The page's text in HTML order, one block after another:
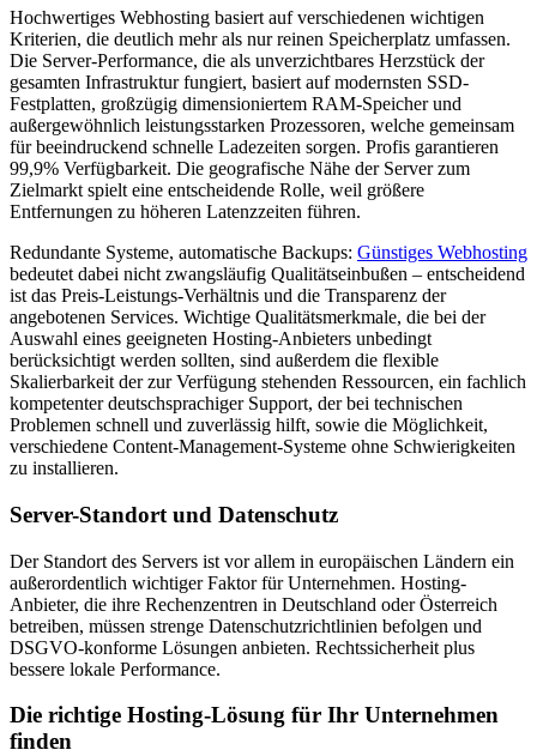
Hochwertiges Webhosting basiert auf verschiedenen wichtigen
Kriterien, die deutlich mehr als nur reinen Speicherplatz umfassen.
Die Server-Performance, die als unverzichtbares Herzstück der
gesamten Infrastruktur fungiert, basiert auf modernsten SSD-
Festplatten, großzügig dimensioniertem RAM-Speicher und
außergewöhnlich leistungsstarken Prozessoren, welche gemeinsam
für beeindruckend schnelle Ladezeiten sorgen. Profis garantieren
99,9% Verfügbarkeit. Die geografische Nähe der Server zum
Zielmarkt spielt eine entscheidende Rolle, weil größere
Entfernungen zu höheren Latenzzeiten führen.
Redundante Systeme, automatische Backups: Günstiges Webhosting
bedeutet dabei nicht zwangsläufig Qualitätseinbußen – entscheidend
ist das Preis-Leistungs-Verhältnis und die Transparenz der
angebotenen Services. Wichtige Qualitätsmerkmale, die bei der
Auswahl eines geeigneten Hosting-Anbieters unbedingt
berücksichtigt werden sollten, sind außerdem die flexible
Skalierbarkeit der zur Verfügung stehenden Ressourcen, ein fachlich
kompetenter deutschsprachiger Support, der bei technischen
Problemen schnell und zuverlässig hilft, sowie die Möglichkeit,
verschiedene Content-Management-Systeme ohne Schwierigkeiten
zu installieren.
Server-Standort und Datenschutz
Der Standort des Servers ist vor allem in europäischen Ländern ein
außerordentlich wichtiger Faktor für Unternehmen. Hosting-
Anbieter, die ihre Rechenzentren in Deutschland oder Österreich
betreiben, müssen strenge Datenschutzrichtlinien befolgen und
DSGVO-konforme Lösungen anbieten. Rechtssicherheit plus
bessere lokale Performance.
Die richtige Hosting-Lösung für Ihr Unternehmen
finden